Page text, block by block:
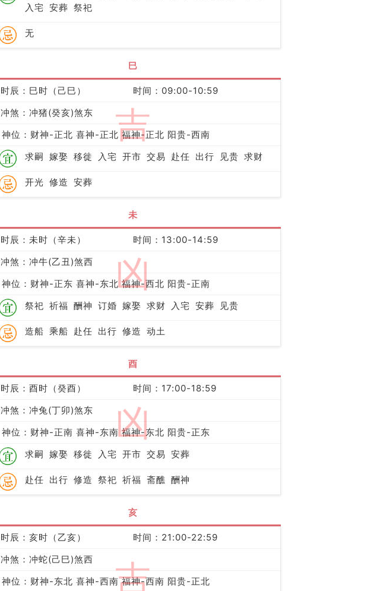
入宅 安葬 祭祀
无
巳
吉
时辰：巳时（己巳）
时间：09:00-10:59
冲煞：冲猪(癸亥)煞东
神位：财神-正北 喜神-正北 福神-正北 阳贵-西南
求嗣 嫁娶 移徙 入宅 开市 交易 赴任 出行 见贵 求财
开光 修造 安葬
未
凶
时辰：未时（辛未）
时间：13:00-14:59
冲煞：冲牛(乙丑)煞西
神位：财神-正东 喜神-东北 福神-西北 阳贵-正南
祭祀 祈福 酬神 订婚 嫁娶 求财 入宅 安葬 见贵
造船 乘船 赴任 出行 修造 动土
酉
凶
时辰：酉时（癸酉）
时间：17:00-18:59
冲煞：冲兔(丁卯)煞东
神位：财神-正南 喜神-东南 福神-东北 阳贵-正东
求嗣 嫁娶 移徙 入宅 开市 交易 安葬
赴任 出行 修造 祭祀 祈福 斋醮 酬神
亥
吉
时辰：亥时（乙亥）
时间：21:00-22:59
冲煞：冲蛇(己巳)煞西
神位：财神-东北 喜神-西南 福神-西南 阳贵-正北